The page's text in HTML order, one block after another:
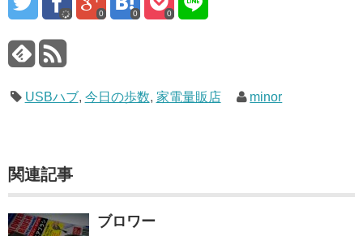
0 0 0
USBハブ, 今日の歩数, 家電量販店 minor
関連記事
ブロワー